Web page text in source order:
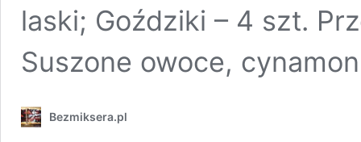
laski; Goździki – 4 szt.
Suszone owoce,
Bezmiksera.pl